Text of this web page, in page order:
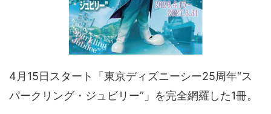
4月15日スタート「東京ディズニーシー25周年“ス
パークリング・ジュビリー”」を完全網羅した1冊。